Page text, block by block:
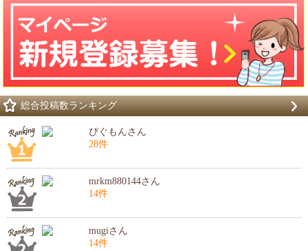
総合投稿数ランキング
ぴぐもんさん
28件
mrkm880144さん
14件
mugiさん
14件